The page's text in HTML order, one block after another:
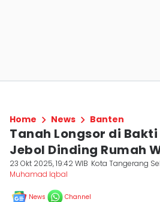
Home News Banten
Tanah Longsor di
Jebol Dinding Rumah
23 Okt 2025, 19:42 WIB Kota Tangerang
Muhamad Iqbal
News Channel